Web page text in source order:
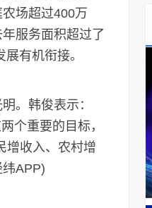
场超过400万
服务面积超过了
有机衔接。
。韩俊表示：
个重要的目标，
增收入、农村增
APP)